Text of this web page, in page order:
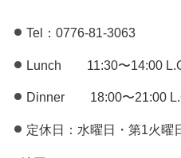
Tel：0776-81-3063
Lunch 11:30〜14:00
Dinner 18:00〜21:00
定休日：水曜日・第1火曜